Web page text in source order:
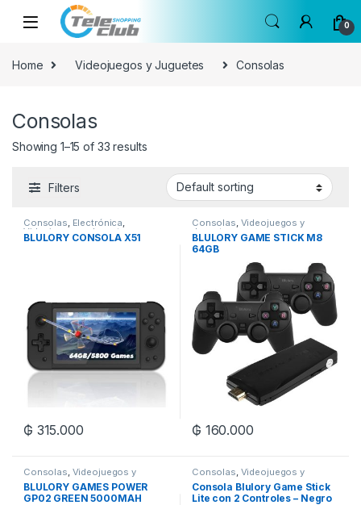
Skip to navigation
Skip to content
0
Home Videojuegos y Juguetes Consolas
Consolas
Showing 1–15 of 33 results
Filters
Consolas, Electrónica,
Videojuegos y Juguetes
BLULORY CONSOLA X51
₲ 315.000
Consolas, Videojuegos y
Juguetes
BLULORY GAME STICK M8
64GB
₲ 160.000
Consolas, Videojuegos y
Juguetes
BLULORY GAMES POWER
GP02 GREEN 5000MAH
Consolas, Videojuegos y
Juguetes ,Zona Gaming
Consola Blulory Game Stick
Lite con 2 Controles – Negro